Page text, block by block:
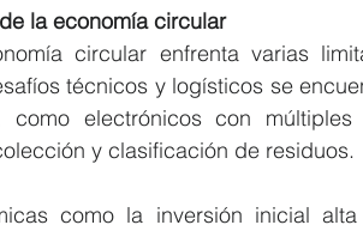
la economía circular
circular enfrenta varias
técnicos y logísticos se
como electrónicos con
y clasificación de residuos.
como la inversión inicial